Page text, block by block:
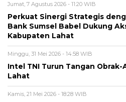
Jumat, 7 Agustus 2026 - 11:20 WIB
Perkuat Sinergi Strategis
Bank Sumsel Babel Dukung
Kabupaten Lahat
Minggu, 31 Mei 2026 - 14:58 WIB
Intel TNI Turun Tangan
Lahat
Kamis, 21 Mei 2026 - 18:28 WIB